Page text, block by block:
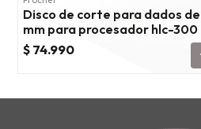
Disco de corte para dados
mm para procesador hlc-300
$ 74.990